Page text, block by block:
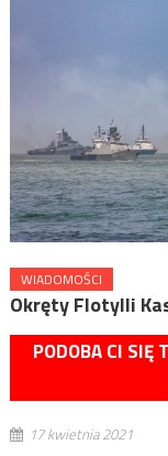
WIADOMOŚCI
Okręty Flotylli
PODOBA CI SIĘ
17 kwietnia 2021